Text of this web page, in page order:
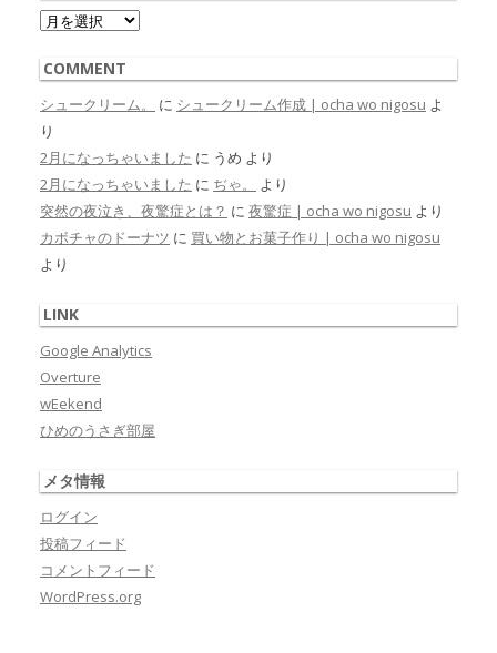
Archive
COMMENT
シュークリーム。 に シュークリーム作成 | ocha wo nigosu よ
り
2月になっちゃいました に うめ より
2月になっちゃいました に ぢゃ。
より
突然の夜泣き、夜驚症とは？ に 夜驚症 | ocha wo nigosu より
カボチャのドーナツ に 買い物とお菓子作り | ocha wo nigosu
より
LINK
Google Analytics
Overture
wEekend
ひめのうさぎ部屋
メタ情報
ログイン
投稿フィード
コメントフィード
WordPress.org